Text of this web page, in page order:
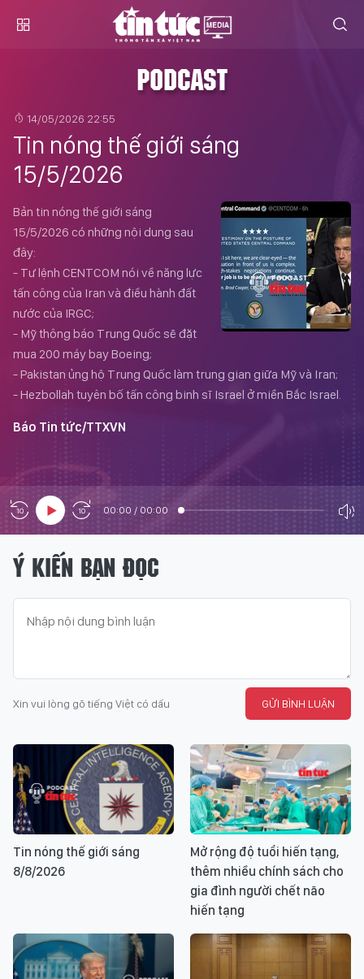
PODCAST
14/05/2026 22:55
Tin nóng thế giới sáng
15/5/2026
Bản tin nóng thế giới sáng
15/5/2026 có những nội dung sau
đây:
- Tư lệnh CENTCOM nói về năng lực
tấn công của Iran và điều hành đất
nước của IRGC;
- Mỹ thông báo Trung Quốc sẽ đặt
mua 200 máy bay Boeing;
- Pakistan ủng hộ Trung Quốc làm trung gian giữa Mỹ và Iran;
- Hezbollah tuyên bố tấn công binh sĩ Israel ở miền Bắc Israel.
Báo Tin tức/TTXVN
00:00 / 00:00
Ý KIẾN BẠN ĐỌC
Xin vui lòng gõ tiếng Việt có dấu GỬI BÌNH LUẬN
Tin nóng thế giới sáng
8/8/2026
Mở rộng độ tuổi hiến tạng,
thêm nhiều chính sách cho
gia đình người chết não
hiến tạng